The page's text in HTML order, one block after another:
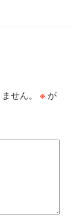
せん。 ※ が